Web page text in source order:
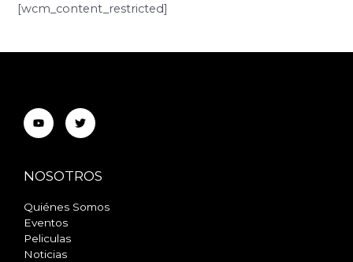
[wcm_content_restricted]
NOSOTROS
Quiénes Somos
Eventos
Peliculas
Noticias